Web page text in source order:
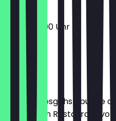
16:00 - 23:00 Uhr
Bevor du losgehst, buche
zeige ihn im Restaurant vor.